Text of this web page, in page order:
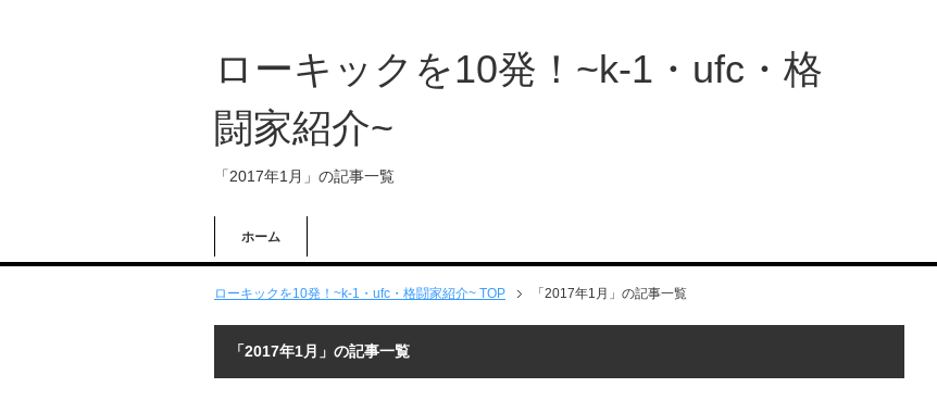
ローキックを10発！~k-1・ufc・格
闘家紹介~
「2017年1月」の記事一覧
ホーム
ローキックを10発！~k-1・ufc・格闘家紹介~ TOP 「2017年1月」の記事一覧
「2017年1月」の記事一覧